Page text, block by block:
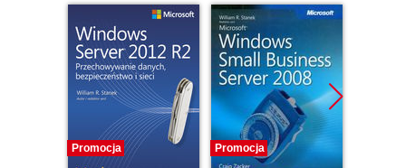
Promocja Promocja